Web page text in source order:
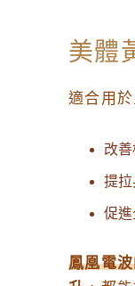
美體
適合用於
改
提拉
促進
鳳凰電